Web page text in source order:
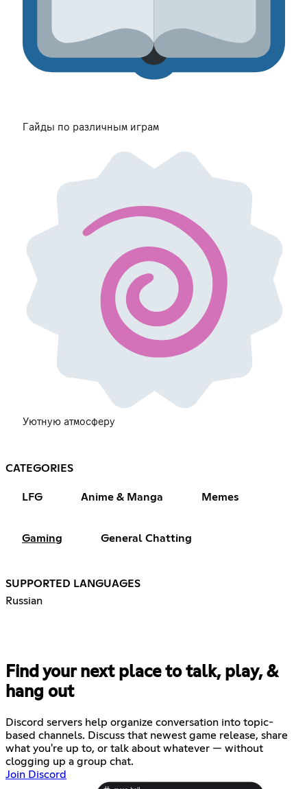
Гайды по различным играм
Уютную атмосферу
CATEGORIES
LFG Anime & Manga Memes
Gaming General Chatting
SUPPORTED LANGUAGES
Russian
Find your next place to talk, play, &
hang out
Discord servers help organize conversation into topic-
based channels. Discuss that newest game release, share
what you're up to, or talk about whatever — without
clogging up a group chat.
Join Discord